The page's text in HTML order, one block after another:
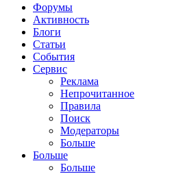
Форумы
Активность
Блоги
Статьи
События
Сервис
Реклама
Непрочитанное
Правила
Поиск
Модераторы
Больше
Больше
Больше